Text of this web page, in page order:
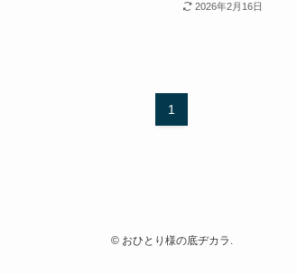
2026年2月16日
1
©おひとり様の底ヂカラ.